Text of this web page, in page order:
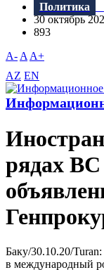
Политика
30 октябрь
893
A- A A+
AZ EN
рядах
Баку/30.10.20/
в международный